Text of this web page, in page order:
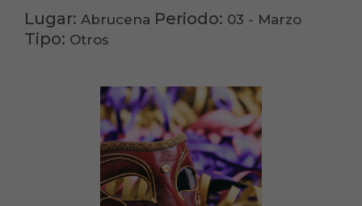
Lugar: Abrucena Periodo: 03 - Marzo
Tipo: Otros